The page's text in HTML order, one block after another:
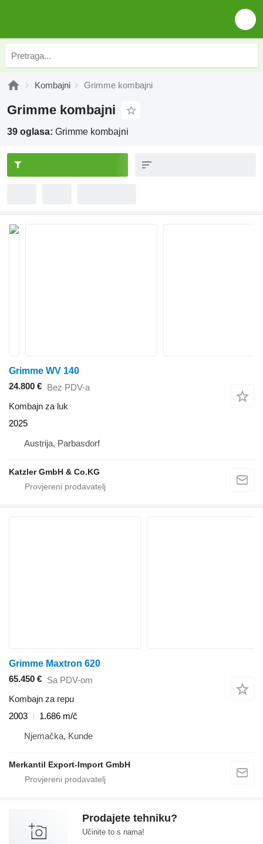
Kombajni Grimme kombajni
Grimme kombajni
39 oglasa: Grimme kombajni
Grimme WV 140
24.800 € Bez PDV-a
Kombajn za luk
2025
Austrija, Parbasdorf
Katzler GmbH & Co.KG
Grimme Maxtron 620
65.450 € Sa PDV-om
Kombajn za repu
2003
1.686 m/č
Njemačka, Kunde
Merkantil Export-Import GmbH
Prodajete tehniku?
Učinite to s nama!